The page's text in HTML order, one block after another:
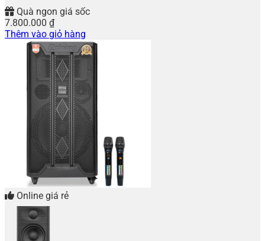
Quà ngon giá sốc
7.800.000 ₫
Thêm vào giỏ hàng
Online giá rẻ